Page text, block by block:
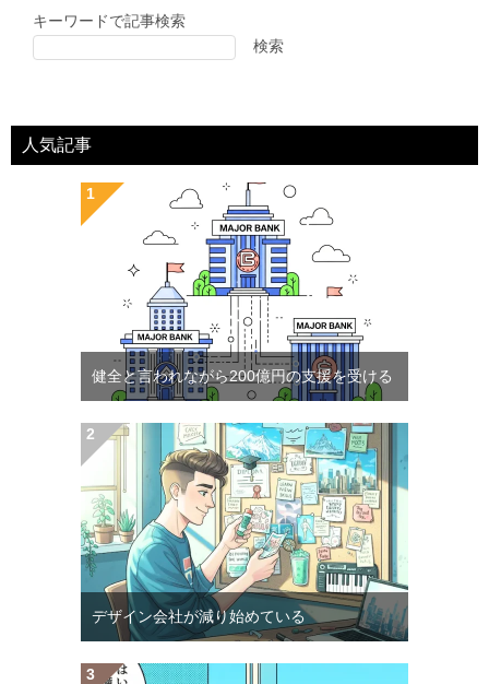
キーワードで記事検索
検索
人気記事
健全と言われながら200億円の支援を受ける
デザイン会社が減り始めている